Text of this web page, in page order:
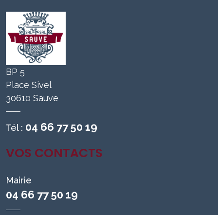
BP 5
Place Sivel
30610 Sauve
Tél : 04 66 77 50 19
VOS CONTACTS
Mairie
04 66 77 50 19